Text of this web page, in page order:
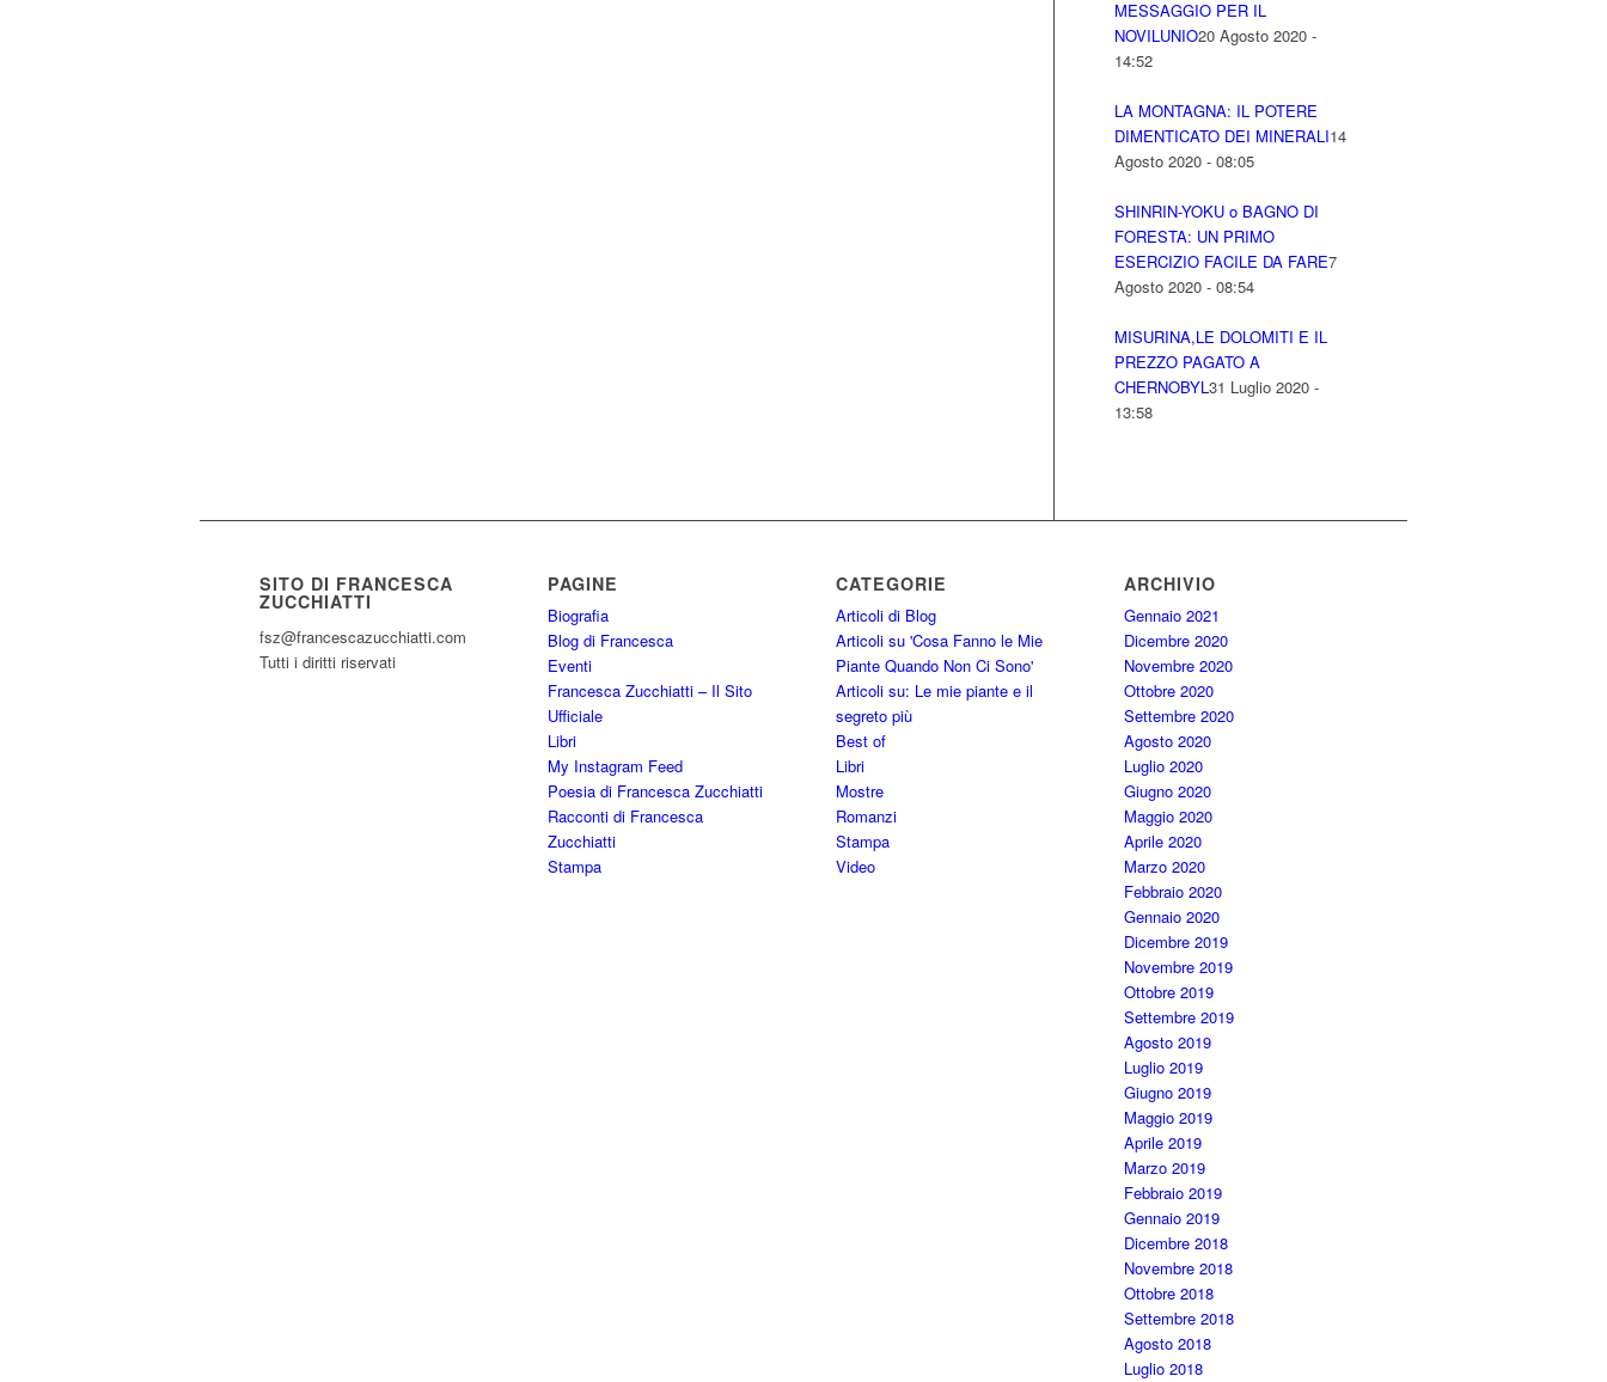
MESSAGGIO PER IL
NOVILUNIO20 Agosto 2020 -
14:52
LA MONTAGNA: IL POTERE
DIMENTICATO DEI MINERALI14
Agosto 2020 - 08:05
SHINRIN-YOKU o BAGNO DI
FORESTA: UN PRIMO
ESERCIZIO FACILE DA FARE7
Agosto 2020 - 08:54
MISURINA,LE DOLOMITI E IL
PREZZO PAGATO A
CHERNOBYL31 Luglio 2020 -
13:58
SITO DI FRANCESCA
ZUCCHIATTI
fsz@francescazucchiatti.com
Tutti i diritti riservati
PAGINE
Biografia
Blog di Francesca
Eventi
Francesca Zucchiatti – Il Sito
Ufficiale
Libri
My Instagram Feed
Poesia di Francesca Zucchiatti
Racconti di Francesca
Zucchiatti
Stampa
CATEGORIE
Articoli di Blog
Articoli su 'Cosa Fanno le Mie
Piante Quando Non Ci Sono'
Articoli su: Le mie piante e il
segreto più
Best of
Libri
Mostre
Romanzi
Stampa
Video
ARCHIVIO
Gennaio 2021
Dicembre 2020
Novembre 2020
Ottobre 2020
Settembre 2020
Agosto 2020
Luglio 2020
Giugno 2020
Maggio 2020
Aprile 2020
Marzo 2020
Febbraio 2020
Gennaio 2020
Dicembre 2019
Novembre 2019
Ottobre 2019
Settembre 2019
Agosto 2019
Luglio 2019
Giugno 2019
Maggio 2019
Aprile 2019
Marzo 2019
Febbraio 2019
Gennaio 2019
Dicembre 2018
Novembre 2018
Ottobre 2018
Settembre 2018
Agosto 2018
Luglio 2018